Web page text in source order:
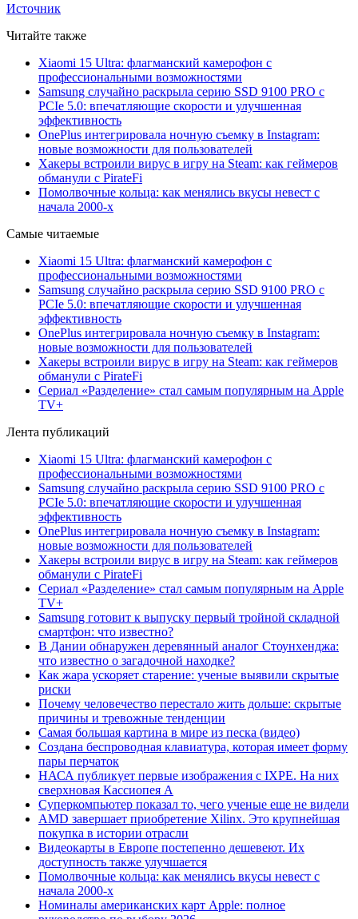
Источник
Читайте также
Xiaomi 15 Ultra: флагманский камерофон с
профессиональными возможностями
Samsung случайно раскрыла серию SSD 9100 PRO с
PCIe 5.0: впечатляющие скорости и улучшенная
эффективность
OnePlus интегрировала ночную съемку в Instagram:
новые возможности для пользователей
Хакеры встроили вирус в игру на Steam: как геймеров
обманули с PirateFi
Помолвочные кольца: как менялись вкусы невест с
начала 2000-х
Самые читаемые
Xiaomi 15 Ultra: флагманский камерофон с
профессиональными возможностями
Samsung случайно раскрыла серию SSD 9100 PRO с
PCIe 5.0: впечатляющие скорости и улучшенная
эффективность
OnePlus интегрировала ночную съемку в Instagram:
новые возможности для пользователей
Хакеры встроили вирус в игру на Steam: как геймеров
обманули с PirateFi
Сериал «Разделение» стал самым популярным на Apple
TV+
Лента публикаций
Xiaomi 15 Ultra: флагманский камерофон с
профессиональными возможностями
Samsung случайно раскрыла серию SSD 9100 PRO с
PCIe 5.0: впечатляющие скорости и улучшенная
эффективность
OnePlus интегрировала ночную съемку в Instagram:
новые возможности для пользователей
Хакеры встроили вирус в игру на Steam: как геймеров
обманули с PirateFi
Сериал «Разделение» стал самым популярным на Apple
TV+
Samsung готовит к выпуску первый тройной складной
смартфон: что известно?
В Дании обнаружен деревянный аналог Стоунхенджа:
что известно о загадочной находке?
Как жара ускоряет старение: ученые выявили скрытые
риски
Почему человечество перестало жить дольше: скрытые
причины и тревожные тенденции
Самая большая картина в мире из песка (видео)
Создана беспроводная клавиатура, которая имеет форму
пары перчаток
НАСА публикует первые изображения с IXPE. На них
сверхновая Кассиопея А
Суперкомпьютер показал то, чего ученые еще не видели
AMD завершает приобретение Xilinx. Это крупнейшая
покупка в истории отрасли
Видеокарты в Европе постепенно дешевеют. Их
доступность также улучшается
Помолвочные кольца: как менялись вкусы невест с
начала 2000-х
Номиналы американских карт Apple: полное